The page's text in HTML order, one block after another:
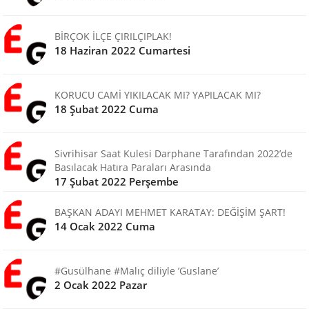
BİRÇOK İLÇE ÇIRILÇIPLAK!
18 Haziran 2022 Cumartesi
KORUCU CAMİ YIKILACAK MI? YAPILACAK MI?
18 Şubat 2022 Cuma
Sivrihisar Saat Kulesi Darphane Tarafından 2022’de
Basılacak Hatıra Paraları Arasında
17 Şubat 2022 Perşembe
BAŞKAN ADAYI MEHMET KARATAY: DEĞİŞİM ŞART!
14 Ocak 2022 Cuma
#Gusülhane #Malıç diliyle ’Guslane’
2 Ocak 2022 Pazar